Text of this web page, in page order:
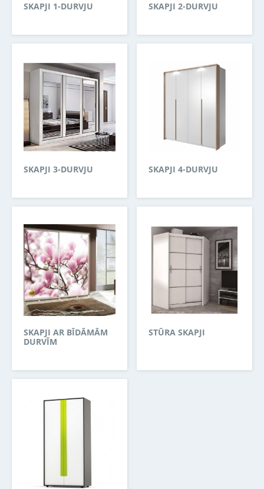
SKAPJI 1-DURVJU SKAPJI 2-DURVJU
SKAPJI 3-DURVJU SKAPJI 4-DURVJU
SKAPJI AR BĪDĀMĀM
DURVĪM
STŪRA SKAPJI